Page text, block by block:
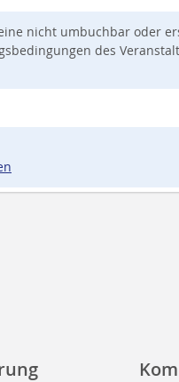
nicht umbuchbar oder
des